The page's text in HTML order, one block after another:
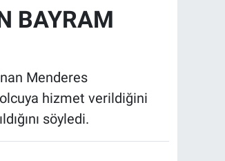
BAYRAM
Menderes
hizmet verildiğini
söyledi.